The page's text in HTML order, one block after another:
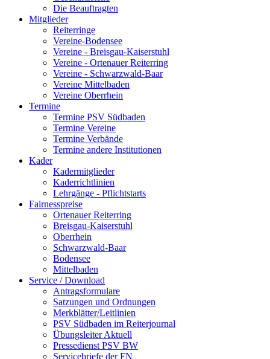
Die Beauftragten
Mitglieder
Reiterringe
Vereine-Bodensee
Vereine - Breisgau-Kaiserstuhl
Vereine - Ortenauer Reiterring
Vereine - Schwarzwald-Baar
Vereine Mittelbaden
Vereine Oberrhein
Termine
Termine PSV Südbaden
Termine Vereine
Termine Verbände
Termine andere Institutionen
Kader
Kadermitglieder
Kaderrichtlinien
Lehrgänge - Pflichtstarts
Fairnesspreise
Ortenauer Reiterring
Breisgau-Kaiserstuhl
Oberrhein
Schwarzwald-Baar
Bodensee
Mittelbaden
Service / Download
Antragsformulare
Satzungen und Ordnungen
Merkblätter/Leitlinien
PSV Südbaden im Reiterjournal
Übungsleiter Aktuell
Pressedienst PSV BW
Servicebriefe der FN